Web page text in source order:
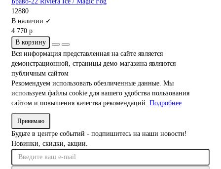
12880
В наличии ✓
4 770 р
В корзину
Вся информация представленная на сайте является
демонстрационной, страницы демо-магазина являются
публичным сайтом
Рекомендуем использовать обезличенные данные. Мы
используем файлы cookie для вашего удобства пользования
сайтом и повышения качества рекомендаций. Подробнее
Принимаю
Будьте в центре событий - подпишитесь на наши новости!
Новинки, скидки, акции.